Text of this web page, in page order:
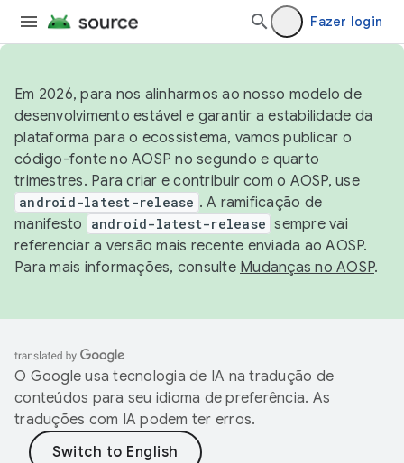
Fazer login
Em 2026, para nos alinharmos ao nosso modelo de
desenvolvimento estável e garantir a estabilidade da
plataforma para o ecossistema, vamos publicar o
código-fonte no AOSP no segundo e quarto
trimestres. Para criar e contribuir com o AOSP, use
android-latest-release . A ramificação de
manifesto
android-latest-release sempre vai
referenciar a versão mais recente enviada ao AOSP.
Para mais informações, consulte Mudanças no AOSP.
O Google usa tecnologia de IA na tradução de
conteúdos para seu idioma de preferência. As
traduções com IA podem ter erros.